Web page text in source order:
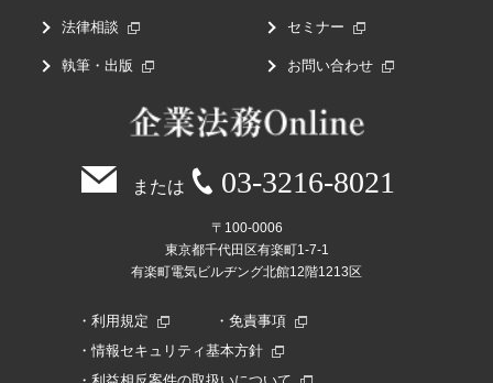
法律相談 セミナー
執筆・出版 お問い合わせ
または 03-3216-8021
〒100-0006
東京都千代田区有楽町1-7-1
有楽町電気ビルヂング北館12階1213区
利用規定
免責事項
情報セキュリティ基本方針